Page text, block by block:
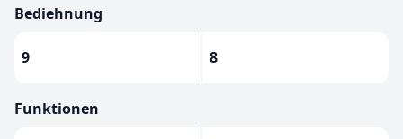
Bediehnung
9 8
Funktionen